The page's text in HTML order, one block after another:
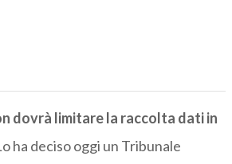
dovrà limitare la raccolta dati in
ha deciso oggi un Tribunale